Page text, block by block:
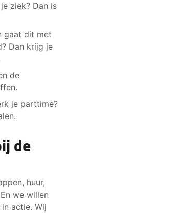
ziek? Dan is
gaat dit met
Dan krijg je
de
je parttime?
de
huur,
we willen
actie. Wij